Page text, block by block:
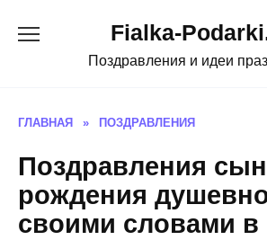
Fialka-
Поздравления и идеи
ГЛАВНАЯ » ПОЗДРАВЛЕНИЯ
Поздравления
рождения
своими словами в